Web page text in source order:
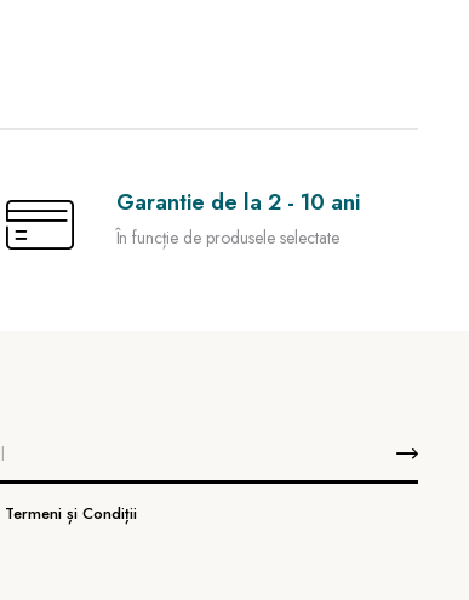
Garantie de la 2 - 10 ani
În funcție de produsele selectate
Termeni și Condiții